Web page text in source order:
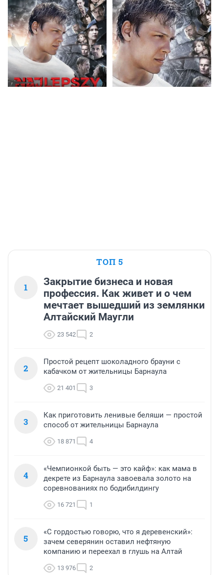
ТОП 5
1
Закрытие бизнеса и новая
профессия. Как живет и о чем
мечтает вышедший из землянки
Алтайский Маугли
23 542 2
2
Простой рецепт шоколадного брауни с
кабачком от жительницы Барнаула
21 401 3
3
Как приготовить ленивые беляши — простой
способ от жительницы Барнаула
18 871 4
4
«Чемпионкой быть — это кайф»: как мама в
декрете из Барнаула завоевала золото на
соревнованиях по бодибилдингу
16 721 1
5
«С гордостью говорю, что я деревенский»:
зачем северянин оставил нефтяную
компанию и переехал в глушь на Алтай
13 976 2